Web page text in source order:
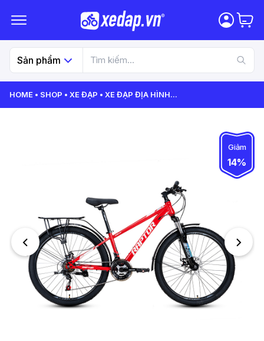
Sản phẩm
HOME SHOP XE ĐẠP XE ĐẠP ĐỊA HÌNH...
Giảm
14%